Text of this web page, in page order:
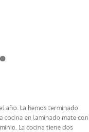
año. La hemos terminado
cocina en laminado mate con
La cocina tiene dos